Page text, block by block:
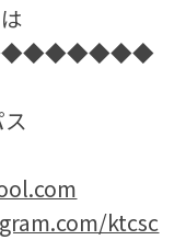
ktcsc